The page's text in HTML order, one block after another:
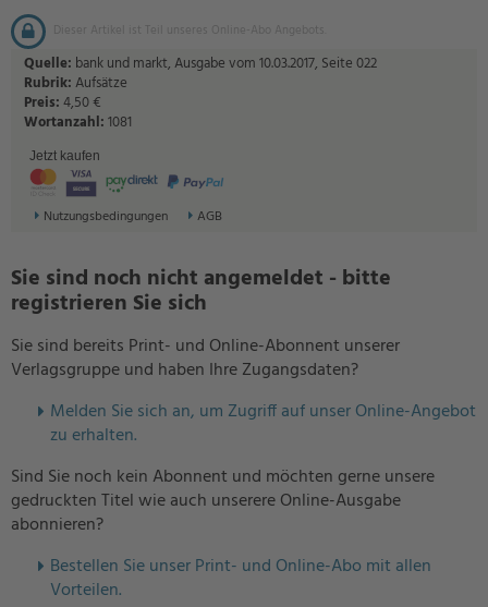
Dieser Artikel ist Teil unseres Online-Abo Angebots.
Quelle: bank und markt, Ausgabe vom 10.03.2017, Seite 022
Rubrik:Aufsätze
Preis:4,50 €
Wortanzahl:1081
Jetzt kaufen
Nutzungsbedingungen AGB
Sie sind noch nicht angemeldet - bitte
registrieren Sie sich
Sie sind bereits Print- und Online-Abonnent unserer
Verlagsgruppe und haben Ihre Zugangsdaten?
Melden Sie sich an, um Zugriff auf unser Online-Angebot
zu erhalten.
Sind Sie noch kein Abonnent und möchten gerne unsere
gedruckten Titel wie auch unserere Online-Ausgabe
abonnieren?
Bestellen Sie unser Print- und Online-Abo mit allen
Vorteilen.